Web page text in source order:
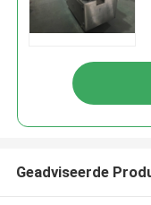
Geadviseerde